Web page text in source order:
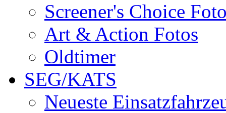
Screener's Choice
Art & Action Fotos
Oldtimer
SEG/KATS
Neueste